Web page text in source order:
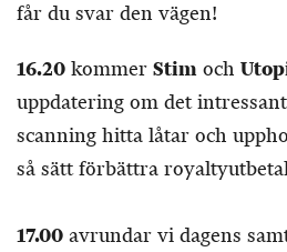
får du svar den vägen!
16.20 kommer Stim och
uppdatering om det
scanning hitta låtar och
så sätt förbättra
17.00 avrundar vi dagens